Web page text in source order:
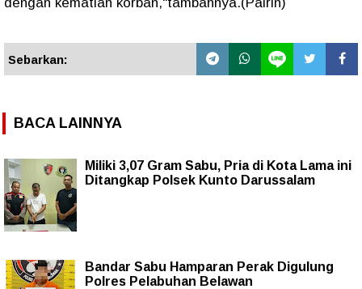
Sebarkan:
BACA LAINNYA
Miliki 3,07 Gram Sabu, Pria di Kota Lama ini
Ditangkap Polsek Kunto Darussalam
Bandar Sabu Hamparan Perak Digulung
Polres Pelabuhan Belawan